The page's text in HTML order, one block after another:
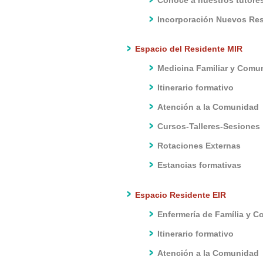
Incorporación Nuevos
Espacio del Residente MIR
Medicina Familiar y
Itinerario formativo
Atención a la Comunidad
Cursos-Talleres-Sesiones
Rotaciones Externas
Estancias formativas
Espacio Residente EIR
Enfermería de Família y
Itinerario formativo
Atención a la Comunidad